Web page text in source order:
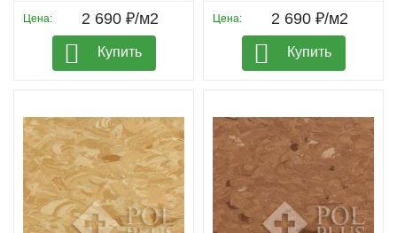
Цена: 2 690 ₽/м2
Купить
Цена: 2 690 ₽/м2
Купить